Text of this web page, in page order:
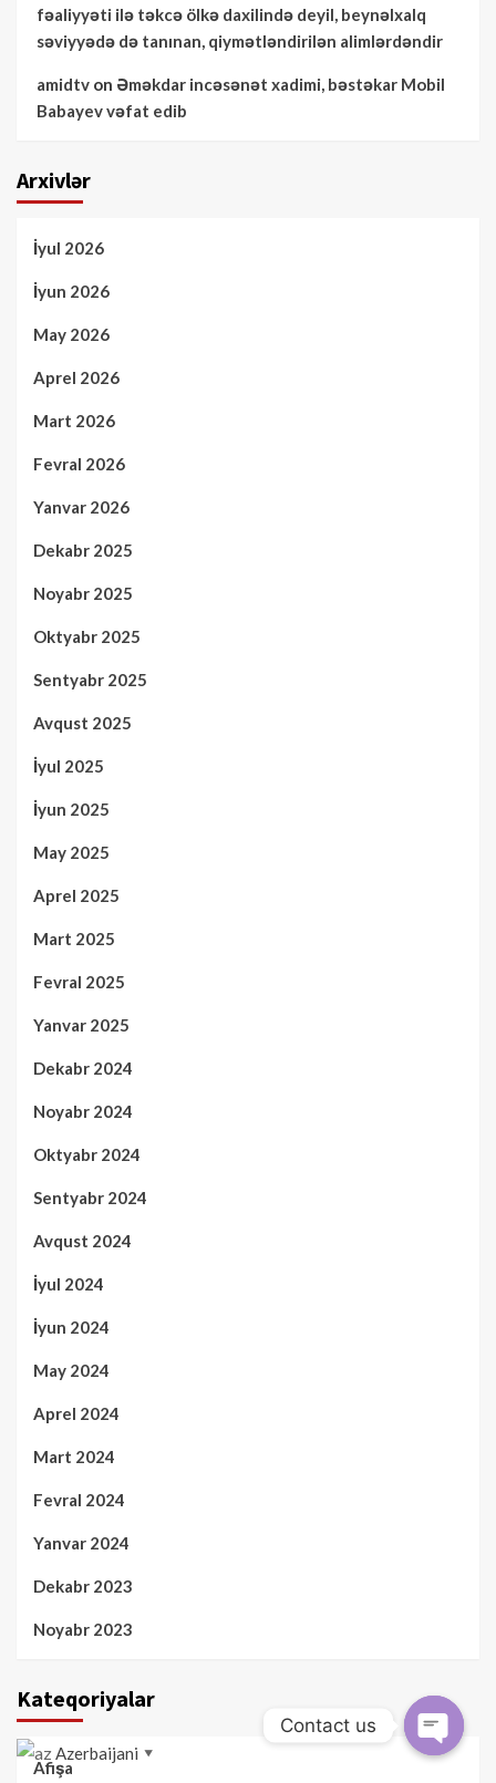
fəaliyyəti ilə təkcə ölkə daxilində deyil, beynəlxalq
səviyyədə də tanınan, qiymətləndirilən alimlərdəndir
amidtv on Əməkdar incəsənət xadimi, bəstəkar Mobil
Babayev vəfat edib
Arxivlər
İyul 2026
İyun 2026
May 2026
Aprel 2026
Mart 2026
Fevral 2026
Yanvar 2026
Dekabr 2025
Noyabr 2025
Oktyabr 2025
Sentyabr 2025
Avqust 2025
İyul 2025
İyun 2025
May 2025
Aprel 2025
Mart 2025
Fevral 2025
Yanvar 2025
Dekabr 2024
Noyabr 2024
Oktyabr 2024
Sentyabr 2024
Avqust 2024
İyul 2024
İyun 2024
May 2024
Aprel 2024
Mart 2024
Fevral 2024
Yanvar 2024
Dekabr 2023
Noyabr 2023
Kateqoriyalar
Afişa
Azerbaijani ▼
Contact us
Open